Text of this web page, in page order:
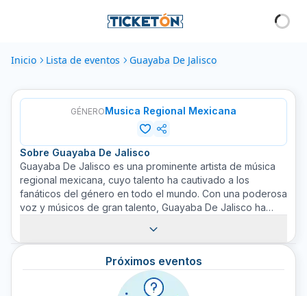
Inicio Lista de eventos Guayaba De Jalisco
GÉNEROMusica Regional Mexicana
Sobre Guayaba De Jalisco
Guayaba De Jalisco es una prominente artista de música
regional mexicana, cuyo talento ha cautivado a los
fanáticos del género en todo el mundo. Con una poderosa
voz y músicos de gran talento, Guayaba De Jalisco ha
en cada uno de sus espectáculos. Su música es una fusión
de sonidos tradicionales y modernos, creando una
experiencia auditiva única que mantiene viva la tradición
mexicana. En Ticketón, ofrecemos boletos para todos sus
conciertos, asegurándonos de que sus fans no se pierdan
Próximos eventos